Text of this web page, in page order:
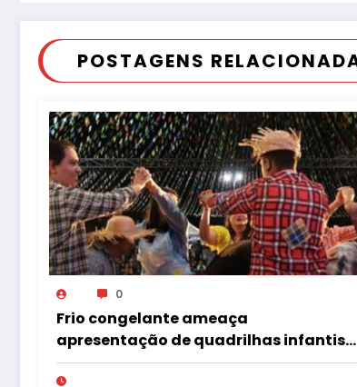
POSTAGENS
0
Frio congelante ameaça
apresentação de quadrilhas infantis
no Tupã Junina